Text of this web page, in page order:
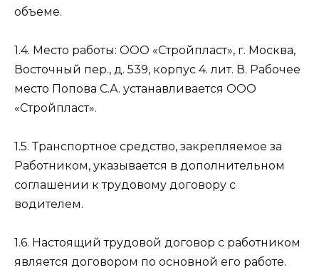
объеме.
1.4. Место работы: ООО «Стройпласт», г. Москва,
Восточный пер., д. 539, корпус 4. лит. В. Рабочее
место Попова С.А. устанавливается ООО
«Стройпласт».
1.5. Транспортное средство, закрепляемое за
Работником, указывается в дополнительном
соглашении к трудовому договору с
водителем.
1.6. Настоящий трудовой договор с работником
является договором по основной его работе.